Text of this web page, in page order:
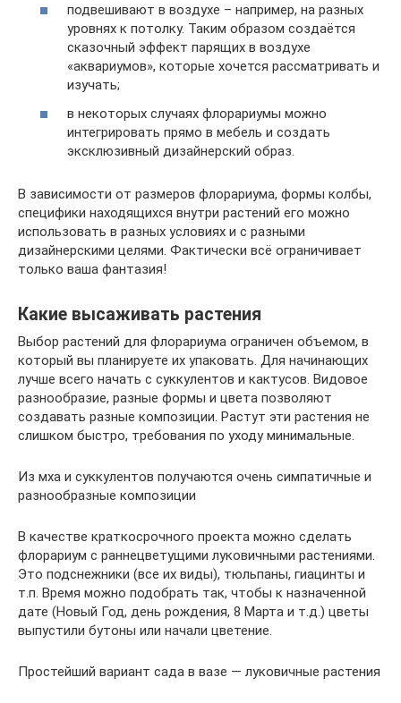
подвешивают в воздухе – например, на разных
уровнях к потолку. Таким образом создаётся
сказочный эффект парящих в воздухе
«аквариумов», которые хочется рассматривать и
изучать;
в некоторых случаях флорариумы можно
интегрировать прямо в мебель и создать
эксклюзивный дизайнерский образ.
В зависимости от размеров флорариума, формы колбы,
специфики находящихся внутри растений его можно
использовать в разных условиях и с разными
дизайнерскими целями. Фактически всё ограничивает
только ваша фантазия!
Какие высаживать растения
Выбор растений для флорариума ограничен объемом, в
который вы планируете их упаковать. Для начинающих
лучше всего начать с суккулентов и кактусов. Видовое
разнообразие, разные формы и цвета позволяют
создавать разные композиции. Растут эти растения не
слишком быстро, требования по уходу минимальные.
Из мха и суккулентов получаются очень симпатичные и
разнообразные композиции
В качестве краткосрочного проекта можно сделать
флорариум с раннецветущими луковичными растениями.
Это подснежники (все их виды), тюльпаны, гиацинты и
т.п. Время можно подобрать так, чтобы к назначенной
дате (Новый Год, день рождения, 8 Марта и т.д.) цветы
выпустили бутоны или начали цветение.
Простейший вариант сада в вазе — луковичные растения